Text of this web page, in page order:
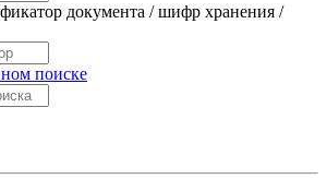
документа / шифр хранения /
поиске